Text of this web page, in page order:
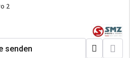
2
senden